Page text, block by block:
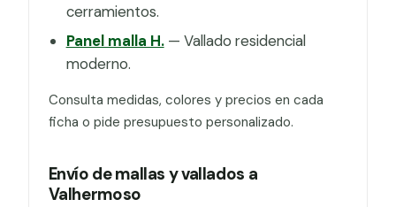
cerramientos.
Panel malla H.— Vallado residencial
moderno.
Consulta medidas, colores y precios en cada
ficha o pide presupuesto personalizado.
Envío de mallas y vallados a
Valhermoso